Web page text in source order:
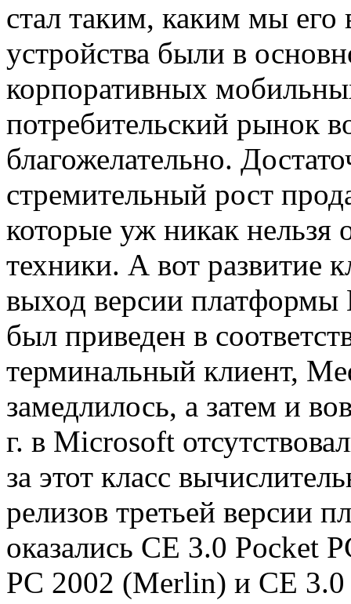
стал таким, каким мы
устройства были в
корпоративных
потребительский рынок
благожелательно.
стремительный рост
которые уж никак нельзя
техники. А вот развитие
выход версии
был приведен в
терминальный клиент,
замедлилось, а затем и
г. в Microsoft
за этот класс
релизов третьей версии
оказались CE 3.0 Pocket
PC 2002 (Merlin) и CE